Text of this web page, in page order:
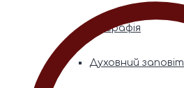
Біографія
Духовний заповіт